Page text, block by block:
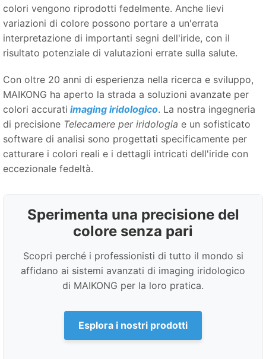
colori vengono riprodotti fedelmente. Anche lievi
variazioni di colore possono portare a un'errata
interpretazione di importanti segni dell'iride, con il
risultato potenziale di valutazioni errate sulla salute.
Con oltre 20 anni di esperienza nella ricerca e sviluppo,
MAIKONG ha aperto la strada a soluzioni avanzate per
colori accurati imaging iridologico. La nostra ingegneria
di precisione Telecamere per iridologia e un sofisticato
software di analisi sono progettati specificamente per
catturare i colori reali e i dettagli intricati dell'iride con
eccezionale fedeltà.
Sperimenta una precisione del
colore senza pari
Scopri perché i professionisti di tutto il mondo si
affidano ai sistemi avanzati di imaging iridologico
di MAIKONG per la loro pratica.
Esplora i nostri prodotti